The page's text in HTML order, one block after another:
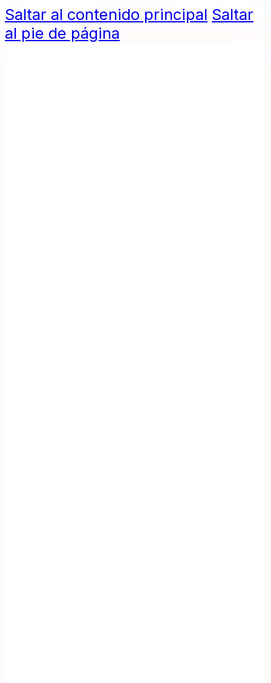
Saltar al contenido principal Saltar
al pie de página